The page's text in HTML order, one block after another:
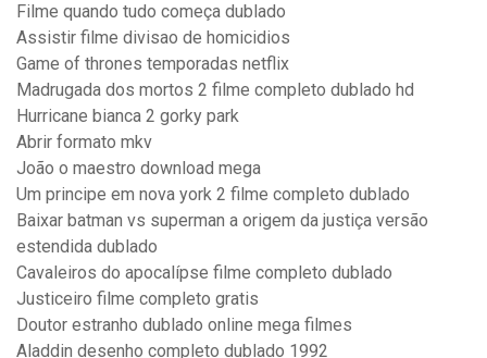
Filme quando tudo começa dublado
Assistir filme divisao de homicidios
Game of thrones temporadas netflix
Madrugada dos mortos 2 filme completo dublado hd
Hurricane bianca 2 gorky park
Abrir formato mkv
João o maestro download mega
Um principe em nova york 2 filme completo dublado
Baixar batman vs superman a origem da justiça versão
estendida dublado
Cavaleiros do apocalípse filme completo dublado
Justiceiro filme completo gratis
Doutor estranho dublado online mega filmes
Aladdin desenho completo dublado 1992